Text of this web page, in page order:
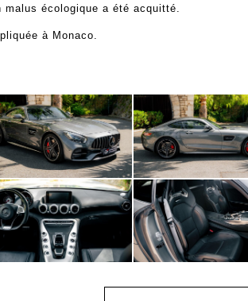
écologique a été acquitté.
à Monaco.